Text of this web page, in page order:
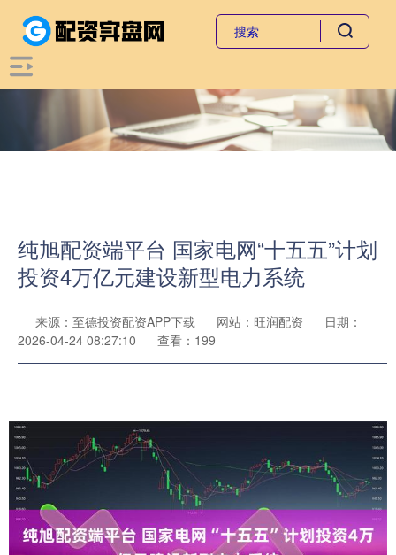
纯旭配资端平台 国家电网“十五五”计划
投资4万亿元建设新型电力系统
来源：至德投资配资APP下载 网站：旺润配资
日期：
2026-04-24 08:27:10
查看：199